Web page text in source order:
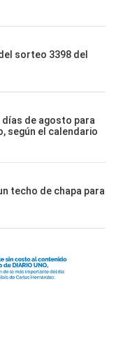
sorteo 3398 del
de agosto para
según el calendario
techo de chapa para